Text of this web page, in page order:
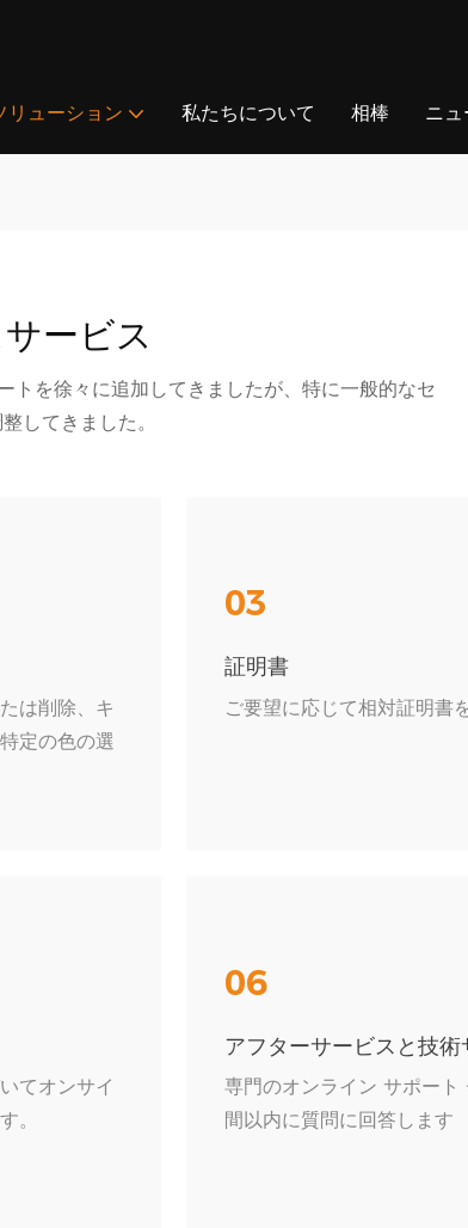
リューション 私たちについて 相棒 ニュ
ービス
を徐々に追加してきましたが、特に一般的なセ
してきました。
は削除、キ
定の色の選
03
証明書
ご要望に応じて相対証明書
てオンサイ
。
06
アフターサービスと技術
専門のオンライン サポー
間以内に質問に回答します